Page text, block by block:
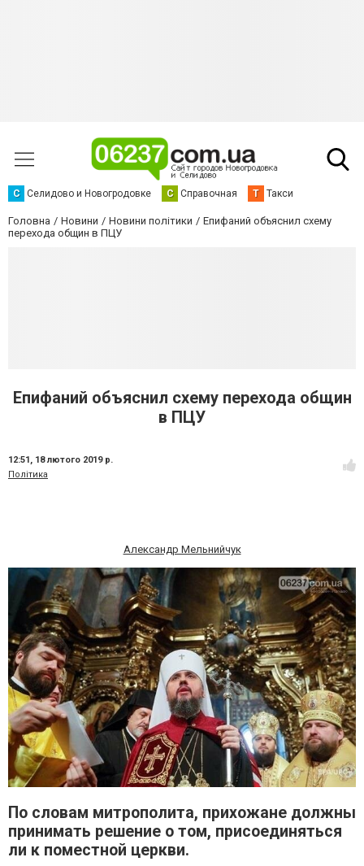
С Селидово и Новогродовке С Справочная Т Такси
Головна Новини Новини політики
Епифаний объяснил схему
перехода общин в ПЦУ
Епифаний объяснил схему перехода общин
в ПЦУ
12:51, 18 лютого 2019 р.
Політика
Александр Мельнийчук
По словам митрополита, прихожане должны
принимать решение о том, присоединяться
ли к поместной церкви.